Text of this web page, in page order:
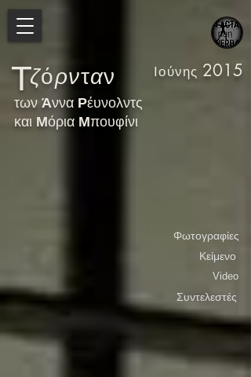
ζόρνταν Ιούνης 2015
των Άννα Ρέυνολντς
Τ
και Μόρια Μπουφίνι
Φωτογραφίες
Κείμενο
Video
Συντελεστές